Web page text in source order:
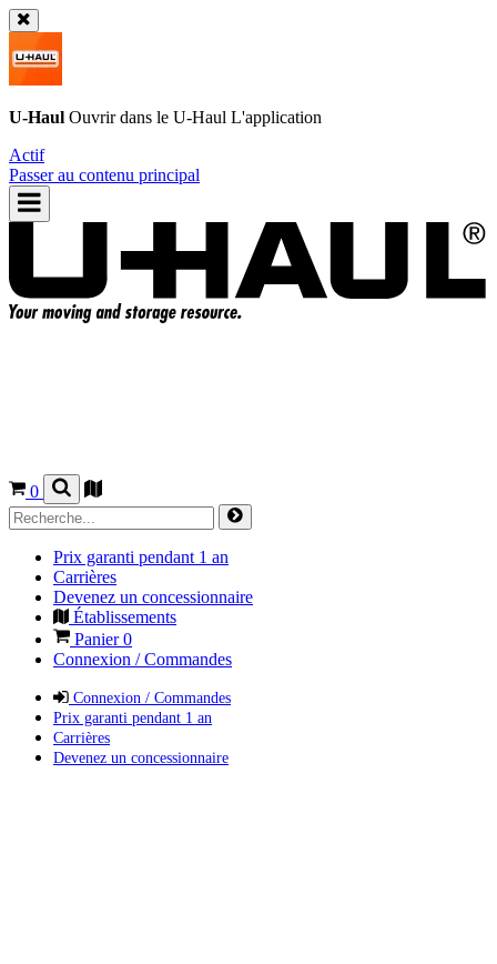
U-Haul Ouvrir dans le U-Haul L'application
Actif
Passer au contenu principal
0
Prix garanti pendant 1 an
Carrières
Devenez un concessionnaire
Établissements
Panier0
Connexion / Commandes
Connexion / Commandes
Prix garanti pendant 1 an
Carrières
Devenez un concessionnaire